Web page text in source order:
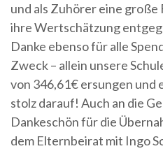
und als Zuhörer eine große
ihre Wertschätzung
Danke ebenso für alle
Zweck – allein unsere
von 346,61€ ersungen und
stolz darauf! Auch an die
Dankeschön für die
dem Elternbeirat mit Ingo